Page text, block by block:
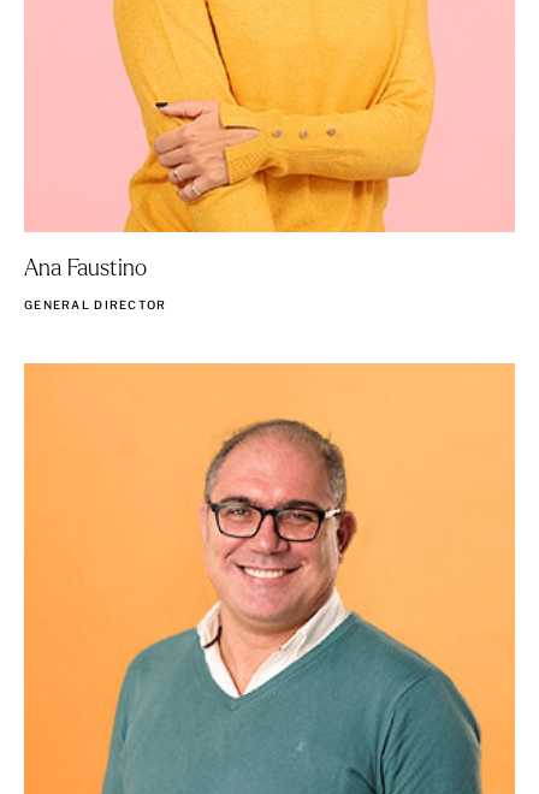
Ana Faustino
GENERAL DIRECTOR